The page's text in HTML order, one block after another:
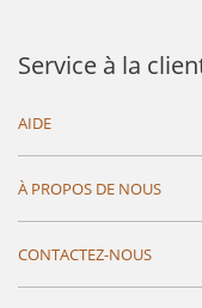
Service à la
AIDE
À PROPOS DE NOUS
CONTACTEZ-NOUS